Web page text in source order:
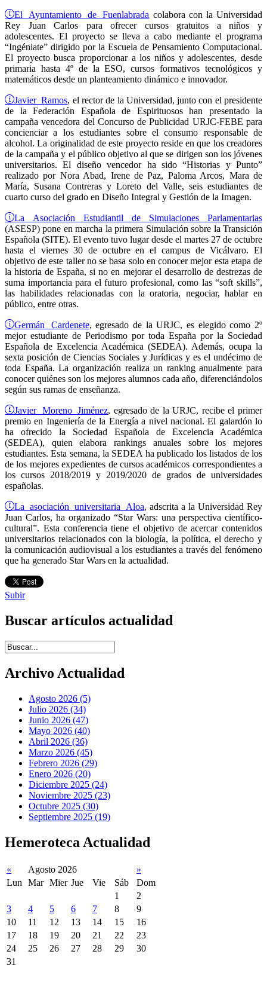
El Ayuntamiento de Fuenlabrada colabora con la Universidad
Rey Juan Carlos para ofrecer cursos gratuitos a niños y
adolescentes. El proyecto se lleva a cabo mediante el programa
“Ingéniate” dirigido por la Escuela de Pensamiento Computacional.
El proyecto busca proporcionar a los niños y adolescentes, desde
primaria hasta 4º de la ESO, cursos formativos tecnológicos y
matemáticos desde un planteamiento dinámico e innovador.
Javier Ramos, el rector de la Universidad, junto con el presidente
de la Federación Española de Espirituosos han presentado la
campaña vencedora del Concurso de Publicidad URJC-FEBE para
concienciar a los estudiantes sobre el consumo responsable de
alcohol. La originalidad de este proyecto reside en que los creadores
de la campaña y el público objetivo al que se dirigen son los jóvenes
universitarios. El diseño vencedor ha sido “Historias y Punto”
realizado por Nora Abad, Irene de Paz, Paloma Arcos, Mara de
María, Susana Contreras y Loreto del Valle, seis estudiantes de
cuarto curso del grado en Diseño Integral y Gestión de la Imagen.
La Asociación Estudiantil de Simulaciones Parlamentarias
(ASESP) pone en marcha la primera Simulación sobre la Transición
Española (SITE). El evento tuvo lugar desde el martes 27 de octubre
hasta el viernes 30 de octubre en el campus de Vicálvaro. El
objetivo de este taller no se basa solo en conocer mejor esta etapa de
la historia de España, si no en mejorar el desarrollo de destrezas de
suma importancia para el futuro profesional, como las “soft skills”,
las habilidades relacionadas con la oratoria, negociar, hablar en
público, entre otras.
Germán Cardenete, egresado de la URJC, es elegido como 2º
mejor estudiante de Periodismo por toda España por la Sociedad
Española de Excelencia Académica (SEDEA). Además, ocupa la
sexta posición de Ciencias Sociales y Jurídicas y es el undécimo de
toda España. La organización realiza un ranking anualmente para
conocer quiénes son los mejores alumnos cada año, diferenciándolos
según sus ramas de enseñanza.
Javier Moreno Jiménez, egresado de la URJC, recibe el primer
premio en Ingeniería de la Energía a nivel nacional. El galardón lo
ha ofrecido la Sociedad Española de Excelencia Académica
(SEDEA), quien elabora rankings anuales sobre los mejores
estudiantes. Esta semana, la SEDEA ha publicado los listados de los
de los mejores expedientes de cursos académicos correspondientes a
los cursos 2018/2019 y 2019/2020 de grados de universidades
españolas.
La asociación universitaria Aloa, adscrita a la Universidad Rey
Juan Carlos, ha organizado “Star Wars: una perspectiva científico-
cultural”. Esta conferencia tiene el objetivo de acercar contenidos
universitarios relacionados con la biología, la política, el derecho y
la comunicación audiovisual a los estudiantes a través del fenómeno
que ha generado Star Wars en la actualidad.
Subir
Buscar artículos actualidad
Introduce términos de búsqueda
Archivo Actualidad
Agosto 2026 (5)
Julio 2026 (34)
Junio 2026 (47)
Mayo 2026 (40)
Abril 2026 (36)
Marzo 2026 (45)
Febrero 2026 (29)
Enero 2026 (20)
Diciembre 2025 (24)
Noviembre 2025 (23)
Octubre 2025 (30)
Septiembre 2025 (19)
Hemeroteca Actualidad
« Agosto 2026
»
Lun
Mar Mier Jue Vie Sáb
Dom
1
2
3
4 5 6 7 8
9
10
11 12 13 14 15
16
17
18 19 20 21 22
23
24
25 26 27 28 29
30
31